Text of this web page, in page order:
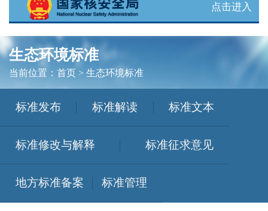
点击进入
生态环境标准
当前位置： 首页> 生态环境标准
标准发布 标准解读 标准文本
标准修改与解释 标准征求意见
地方标准备案 标准管理